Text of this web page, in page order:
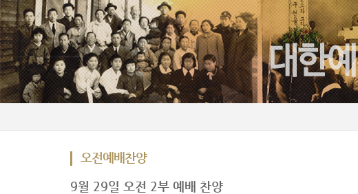
오전예배찬양
9월 29일 오전 2부 예배 찬양